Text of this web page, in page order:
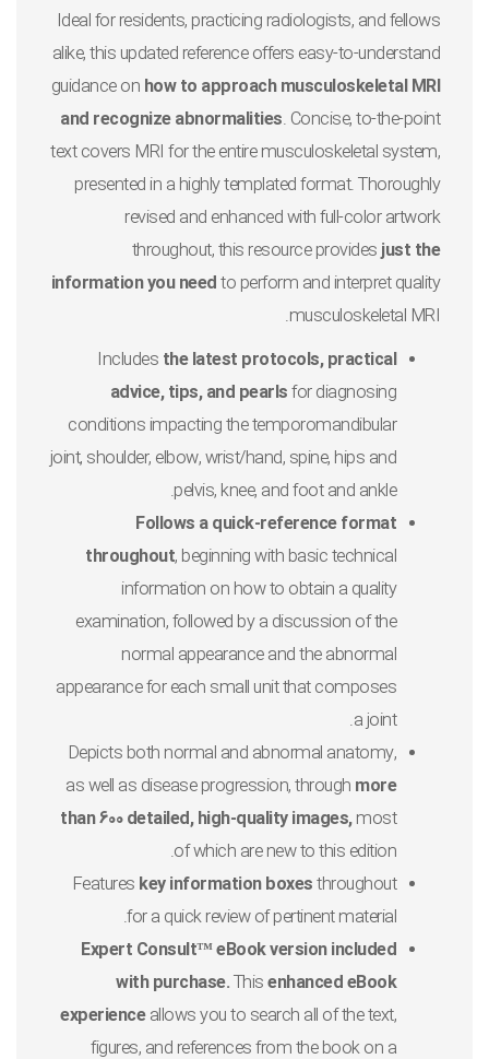
Ideal for residents, practicing radiologists, and fellows
alike, this updated reference offers easy-to-understand
guidance on how to approach musculoskeletal MRI
and recognize abnormalities. Concise, to-the-point
text covers MRI for the entire musculoskeletal system,
presented in a highly templated format. Thoroughly
revised and enhanced with full-color artwork
throughout, this resource providesjust the
information you needto perform and interpret quality
musculoskeletal MRI.
Includes the latest protocols, practical
advice, tips, and pearlsfor diagnosing
conditions impacting the temporomandibular
joint, shoulder, elbow, wrist/hand, spine, hips and
pelvis, knee, and foot and ankle.
Follows a quick-reference format
throughout, beginning with basic technical
information on how to obtain a quality
examination, followed by a discussion of the
normal appearance and the abnormal
appearance for each small unit that composes
a joint.
Depicts both normal and abnormal anatomy,
as well as disease progression, through more
than 600 detailed, high-quality images,most
of which are new to this edition.
Features key information boxesthroughout
for a quick review of pertinent material.
Expert Consult™ eBook version included
with purchase.Thisenhanced eBook
experienceallows you to search all of the text,
figures, and references from the book on a